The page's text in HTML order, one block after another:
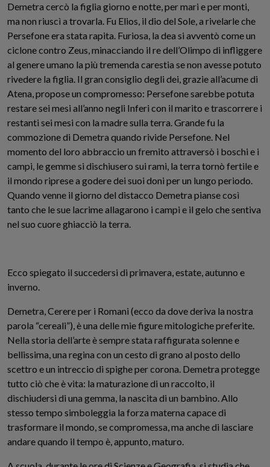
Demetra cercò la figlia giorno e notte, per mari e per monti,
ma non riuscì a trovarla. Fu Elios, il dio del Sole, a rivelarle che
Persefone era stata rapita. Furiosa, la dea si avventò come un
ciclone contro Zeus, minacciando il re dell’Olimpo di infliggere
al genere umano la più tremenda carestia se non avesse potuto
rivedere la figlia. Il gran consiglio degli dei, grazie all’acume di
Atena, propose un compromesso: Persefone sarebbe potuta
restare sei mesi all’anno negli Inferi con il marito e trascorrere i
restanti sei mesi con la madre sulla terra. Grande fu la
commozione di Demetra quando rivide Persefone. Nel
momento del loro abbraccio un fremito attraversò i boschi e i
campi, le gemme si dischiusero sui rami, la terra tornò fertile e
il mondo riprese a godere dei suoi doni per un lungo periodo.
Quando venne il giorno del distacco Demetra pianse così
tanto che le sue lacrime allagarono i campi e il gelo che sentiva
nel suo cuore ghiacciò la terra.
Ecco spiegato il succedersi di primavera, estate, autunno e
inverno.
Demetra, Cerere per i Romani (ecco da dove deriva la nostra
parola “cereali”), è una delle mie figure mitologiche preferite.
Nella storia dell’arte è sempre stata raffigurata solenne e
bellissima, una regina con un cesto di grano al posto dello
scettro e un intreccio di spighe per corona. Demetra protegge
tutto ciò che è vita: la maturazione di un raccolto, il
dischiudersi di una gemma, la nascita di un bambino. Allo
stesso tempo simboleggia la forza materna capace di
trasformare il mondo, se compromessa, ma anche di lasciare
andare quando il tempo è, appunto, maturo.